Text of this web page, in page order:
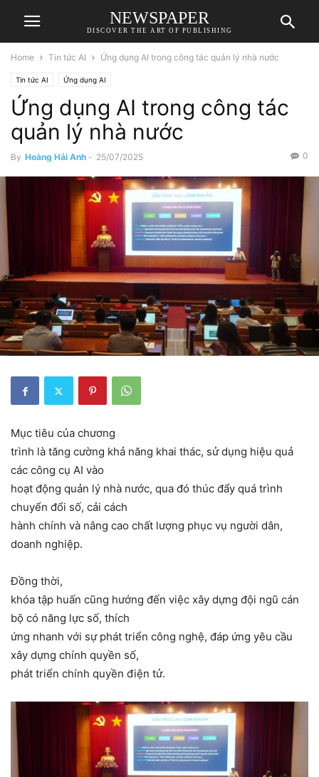
NEWSPAPER
DISCOVER THE ART OF PUBLISHING
Home Tin tức AI Ứng dụng AI trong công tác quản lý nhà nước
Tin tức AI Ứng dụng AI
Ứng dụng AI trong công tác
quản lý nhà nước
By Hoàng Hải Anh - 25/07/2025 0
Mục tiêu của chương
trình là tăng cường khả năng khai thác, sử dụng hiệu quả
các công cụ AI vào
hoạt động quản lý nhà nước, qua đó thúc đẩy quá trình
chuyển đổi số, cải cách
hành chính và nâng cao chất lượng phục vụ người dân,
doanh nghiệp.
Đồng thời,
khóa tập huấn cũng hướng đến việc xây dựng đội ngũ cán
bộ có năng lực số, thích
ứng nhanh với sự phát triển công nghệ, đáp ứng yêu cầu
xây dựng chính quyền số,
phát triển chính quyền điện tử.